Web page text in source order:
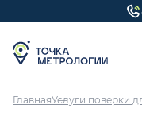
ГлавнаяУслуги поверки